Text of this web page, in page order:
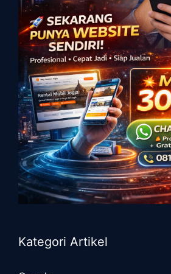
Kategori Artikel